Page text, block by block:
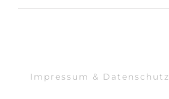
Impressum & Datenschutz